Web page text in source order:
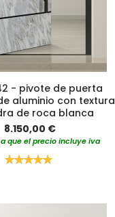
- pivote de puerta
aluminio con textura
de roca blanca
8.150,00 €
que el precio incluye iva
Valoración: